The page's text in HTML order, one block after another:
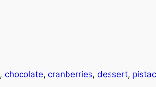
, chocolate, cranberries, dessert,